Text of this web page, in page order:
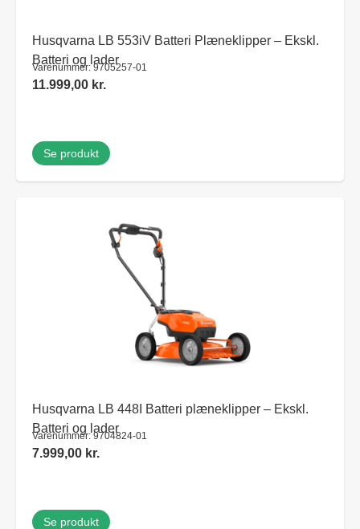
Husqvarna LB 553iV Batteri Plæneklipper – Ekskl.
Batteri og lader
Varenummer: 9705257-01
11.999,00 kr.
Se produkt
Husqvarna LB 448I Batteri plæneklipper – Ekskl.
Batteri og lader
Varenummer: 9704824-01
7.999,00 kr.
Se produkt